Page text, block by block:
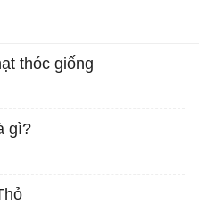
thóc giống
gì?